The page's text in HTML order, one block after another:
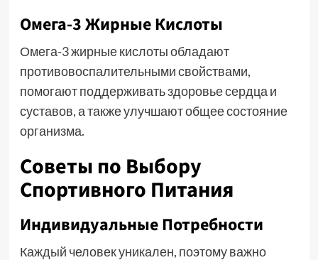
Омега-3 Жирные Кислоты
Омега-3 жирные кислоты обладают
противовоспалительными свойствами,
помогают поддерживать здоровье сердца и
суставов, а также улучшают общее состояние
организма.
Советы по Выбору
Спортивного Питания
Индивидуальные Потребности
Каждый человек уникален, поэтому важно